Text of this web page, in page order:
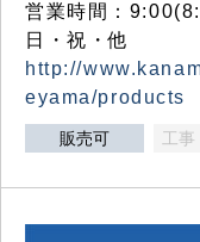
営業時間：
日・祝・他
http://
eyama/products
販売可 工事